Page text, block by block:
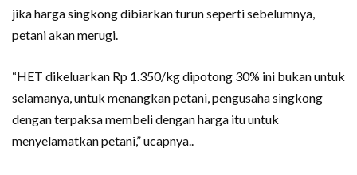
jika harga singkong dibiarkan turun seperti sebelumnya,
petani akan merugi.
“HET dikeluarkan Rp 1.350/kg dipotong 30% ini bukan untuk
selamanya, untuk menangkan petani, pengusaha singkong
dengan terpaksa membeli dengan harga itu untuk
menyelamatkan petani,” ucapnya..